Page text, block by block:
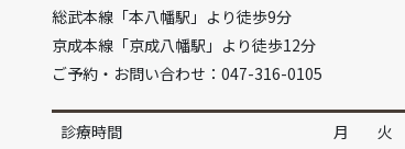
総武本線「本八幡駅」より徒歩9分
京成本線「京成八幡駅」より徒歩12分
ご予約・お問い合わせ：047-316-0105
診療時間 月 火